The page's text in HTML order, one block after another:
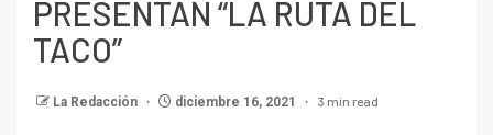
PRESENTAN “LA RUTA DEL
TACO”
La Redacción diciembre 16, 2021 3 min read